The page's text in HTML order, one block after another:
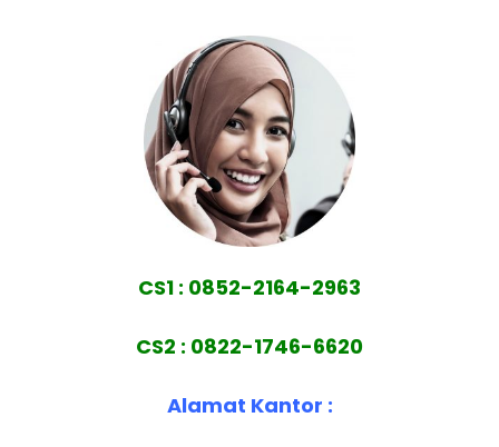
CS1 : 0852-2164-2963
CS2 : 0822-1746-6620
Alamat Kantor :